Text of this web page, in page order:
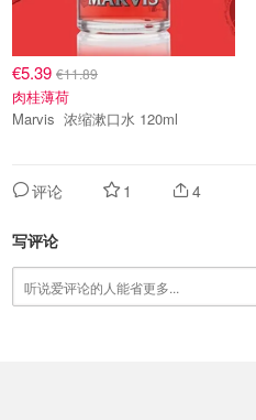
€5.39 €11.89
肉桂薄荷
Marvis 浓缩漱口水 120ml
评论 1 4
写评论